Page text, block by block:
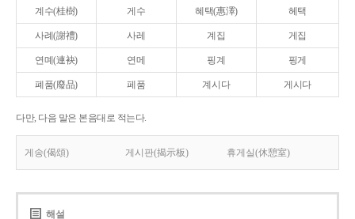
계수(桂樹) 게수 혜택(惠澤) 헤택
사례(謝禮) 사레 계집 게집
연몌(連袂) 연메 핑계 핑게
폐품(廢品) 페품 계시다 게시다
다만, 다음 말은 본음대로 적는다.
게송(偈頌) 게시판(揭示板) 휴게실(休憩室)
해설